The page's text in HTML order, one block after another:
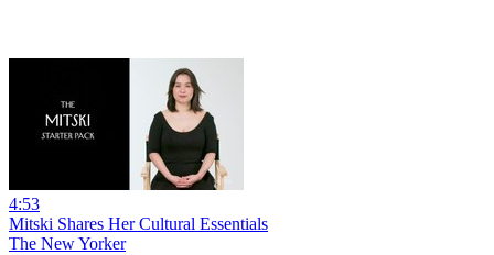
4:53
Mitski Shares Her Cultural Essentials
The New Yorker